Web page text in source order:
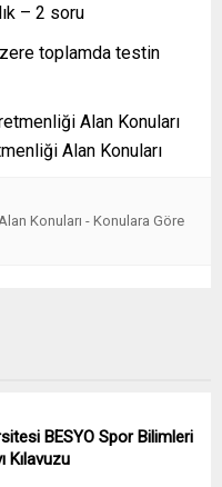
– 2 soru
toplamda testin
Alan Konuları
Konuları - Konulara Göre
BESYO Spor Bilimleri
Kılavuzu